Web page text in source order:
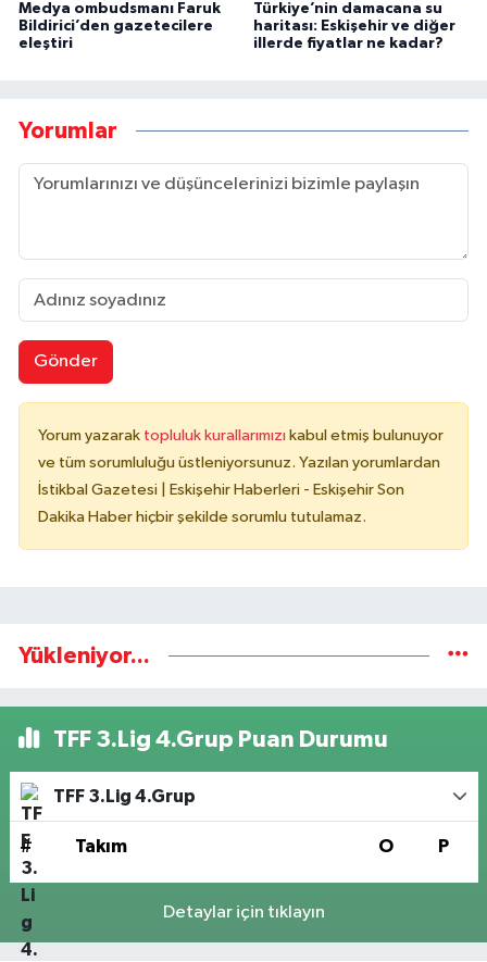
Medya ombudsmanı Faruk
Bildirici’den gazetecilere
eleştiri
Türkiye’nin damacana su
haritası: Eskişehir ve diğer
illerde fiyatlar ne kadar?
Yorumlar
Gönder
Yorum yazarak topluluk kurallarımızı kabul etmiş bulunuyor
ve tüm sorumluluğu üstleniyorsunuz. Yazılan yorumlardan
İstikbal Gazetesi | Eskişehir Haberleri - Eskişehir Son
Dakika Haber hiçbir şekilde sorumlu tutulamaz.
Yükleniyor...
TFF 3.Lig 4.Grup Puan Durumu
TFF 3.Lig 4.Grup
# Takım O P
Detaylar için tıklayın